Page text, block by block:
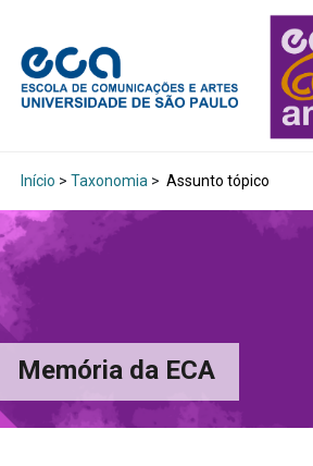
Início > Taxonomia > Assunto tópico
Memória da ECA